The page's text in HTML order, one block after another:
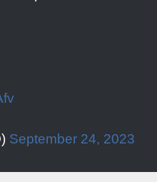
September 24, 2023